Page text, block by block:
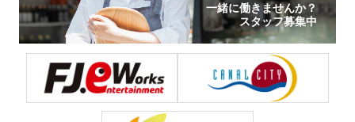
一緒に働きませんか？
スタッフ募集中